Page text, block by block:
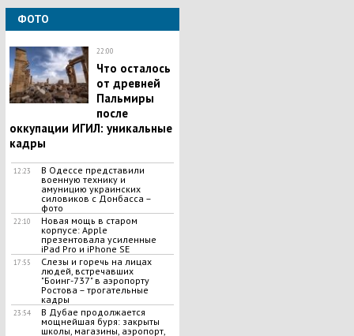
ФОТО
22:00
Что осталось
от древней
Пальмиры
после
оккупации ИГИЛ: уникальные
кадры
12:23
В Одессе представили
военную технику и
амуницию украинских
силовиков с Донбасса –
фото
22:10
Новая мощь в старом
корпусе: Apple
презентовала усиленные
iPad Pro и iPhone SE
17:55
Слезы и горечь на лицах
людей, встречавших
"Боинг-737" в аэропорту
Ростова – трогательные
кадры
23:54
В Дубае продолжается
мощнейшая буря: закрыты
школы, магазины, аэропорт,